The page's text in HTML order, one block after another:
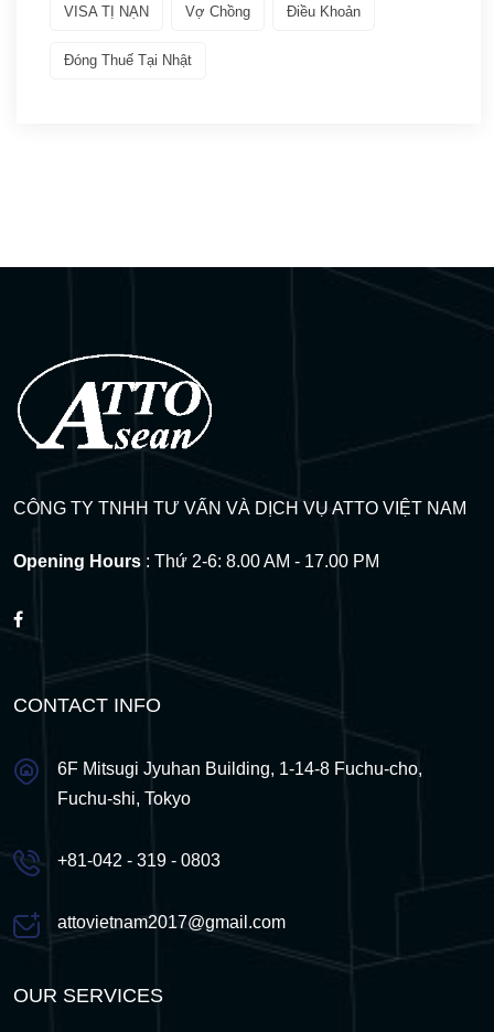
Lưu trú ngắn hạn(2)
VISA TỊ NẠN Vợ Chồng Điều Khoản
Đóng Thuế Tại Nhật
CÔNG TY TNHH TƯ VẤN VÀ DỊCH VỤ ATTO VIỆT NAM
Opening Hours : Thứ 2-6: 8.00 AM - 17.00 PM
CONTACT INFO
6F Mitsugi Jyuhan Building, 1-14-8 Fuchu-cho,
Fuchu-shi, Tokyo
+81-042 - 319 - 0803
attovietnam2017@gmail.com
OUR SERVICES